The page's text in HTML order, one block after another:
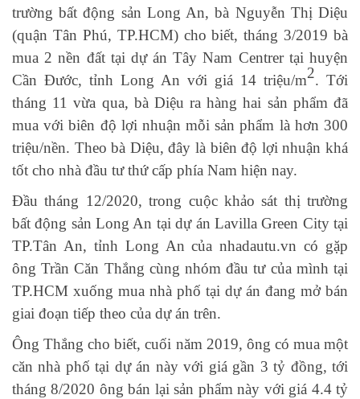
trường bất động sản Long An, bà Nguyễn Thị Diệu
(quận Tân Phú, TP.HCM) cho biết, tháng 3/2019 bà
mua 2 nền đất tại dự án Tây Nam Centrer tại huyện
Cần Đước, tỉnh Long An với giá 14 triệu/m2. Tới
tháng 11 vừa qua, bà Diệu ra hàng hai sản phẩm đã
mua với biên độ lợi nhuận mỗi sản phẩm là hơn 300
triệu/nền. Theo bà Diệu, đây là biên độ lợi nhuận khá
tốt cho nhà đầu tư thứ cấp phía Nam hiện nay.
Đầu tháng 12/2020, trong cuộc khảo sát thị trường
bất động sản Long An tại dự án Lavilla Green City tại
TP.Tân An, tỉnh Long An của nhadautu.vn có gặp
ông Trần Căn Thắng cùng nhóm đầu tư của mình tại
TP.HCM xuống mua nhà phố tại dự án đang mở bán
giai đoạn tiếp theo của dự án trên.
Ông Thắng cho biết, cuối năm 2019, ông có mua một
căn nhà phố tại dự án này với giá gần 3 tỷ đồng, tới
tháng 8/2020 ông bán lại sản phẩm này với giá 4.4 tỷ